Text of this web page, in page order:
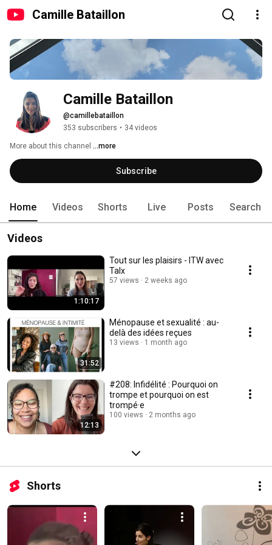
Camille Bataillon
Camille Bataillon
@camillebataillon
353 subscribers • 34 videos
More about this channel ...more
Subscribe
Home Videos Shorts Live Posts Search
Videos
1:10:17
Tout sur les plaisirs - ITW avec
Talx
57 views 2 weeks ago
31:52
Ménopause et sexualité : au-
delà des idées reçues
13 views 1 month ago
12:13
#208: Infidélité : Pourquoi on
trompe et pourquoi on est
trompé·e
100 views 2 months ago
Shorts